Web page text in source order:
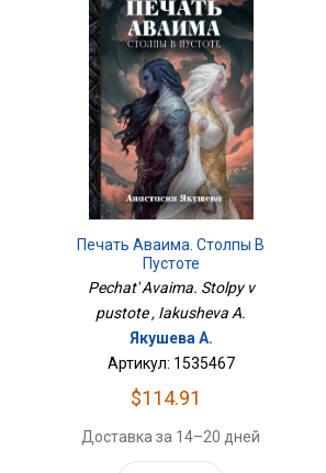
Печать Аваима. Столпы В
Пустоте
Pechat' Avaima. Stolpy v
pustote , Iakusheva A.
Якушева А.
Артикул: 1535467
$114.91
Доставка за 14–20 дней